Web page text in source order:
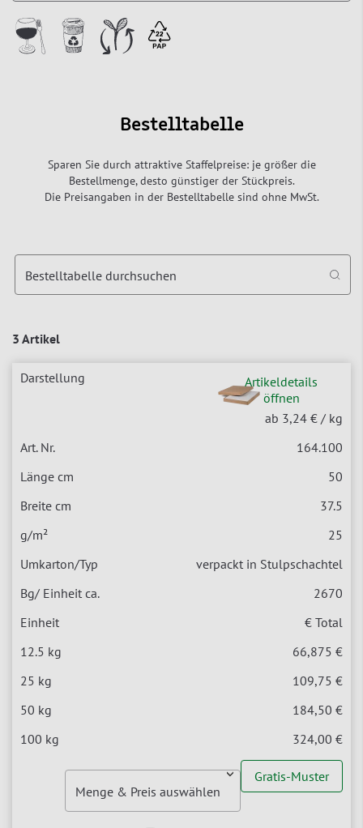
Bestelltabelle
Sparen Sie durch attraktive Staffelpreise: je größer die
Bestellmenge, desto günstiger der Stückpreis.
Die Preisangaben in der Bestelltabelle sind ohne MwSt.
3 Artikel
Bestelltabelle durchsuchen
Artikeldetails
öffnen
ab 3,24 € / kg
164.100
50
37.5
25
verpackt in Stulpschachtel
2670
€ Total
66,875 €
109,75 €
184,50 €
324,00 €
Gratis-Muster